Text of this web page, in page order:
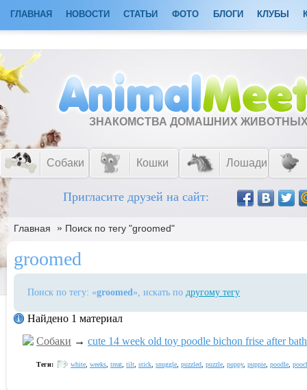
ГЛАВНАЯ НОВОСТИ СТАТЬИ ФОТО БЛОГИ КЛУБЫ
ЗНАКОМСТВА ДОМАШНИХ
Собаки Кошки Лошади
Пригласите друзей на сайт:
Главная » Поиск по тегу "groomed"
groomed
Поиск по тегу: «groomed», искать по другому тегу
Найдено 1 материал
Собаки → cute 14 week old toy poodle bichon frise after
Теги: white weeks treat tilt stick snuggle puzzled puzzle puppy, puppie poodle